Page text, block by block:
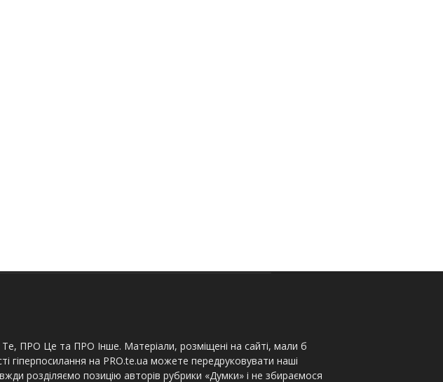
ПРО Це та ПРО Інше. Матеріали, розміщені на сайті, мали б
гіперпосилання на PRO.te.ua можете передруковувати наші
розділяємо позицію авторів рубрики «Думки» і не збираємося